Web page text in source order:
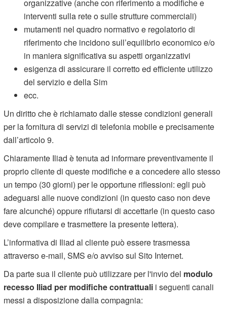
organizzative (anche con riferimento a modifiche e
interventi sulla rete o sulle strutture commerciali)
mutamenti nel quadro normativo e regolatorio di
riferimento che incidono sull’equilibrio economico e/o
in maniera significativa su aspetti organizzativi
esigenza di assicurare il corretto ed efficiente utilizzo
del servizio e della Sim
ecc.
Un diritto che è richiamato dalle stesse condizioni generali
per la fornitura di servizi di telefonia mobile e precisamente
dall’articolo 9.
Chiaramente Iliad è tenuta ad informare preventivamente il
proprio cliente di queste modifiche e a concedere allo stesso
un tempo (30 giorni) per le opportune riflessioni: egli può
adeguarsi alle nuove condizioni (in questo caso non deve
fare alcunché) oppure rifiutarsi di accettarle (in questo caso
deve compilare e trasmettere la presente lettera).
L’informativa di Iliad al cliente può essere trasmessa
attraverso e-mail, SMS e/o avviso sul Sito Internet.
Da parte sua il cliente può utilizzare per l'invio del modulo
recesso Iliad per modifiche contrattuali i seguenti canali
messi a disposizione dalla compagnia: